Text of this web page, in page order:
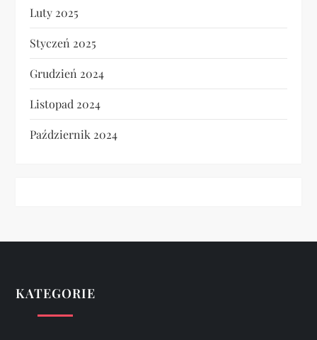
Luty 2025
Styczeń 2025
Grudzień 2024
Listopad 2024
Październik 2024
KATEGORIE